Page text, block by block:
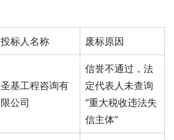
投标人名称 废标原因
圣基工程咨询有
限公司
信誉不通过，法
定代表人未查询
“重大税收违法失
信主体”